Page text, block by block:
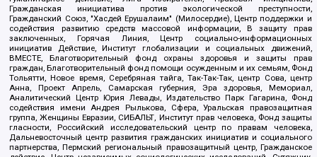
Гражданская инициатива против экологической преступности,
Гражданский Союз, "Хасдей Ерушалаим" (Милосердие), Центр поддержки и
содействия развитию средств массовой информации, В защиту прав
заключенных, Горячая Линия, Центр социально-информационных
инициатив Действие, Институт глобализации и социальных движений,
ВМЕСТЕ, Благотворительный фонд охраны здоровья и защиты прав
граждан, Благотворительный фонд помощи осужденным и их семьям, Фонд
Тольятти, Новое время, Серебряная тайга, Так-Так-Так, центр Сова, центр
Анна, Проект Апрель, Самарская губерния, Эра здоровья, Мемориал,
Аналитический Центр Юрия Левады, Издательство Парк Гагарина, Фонд
содействия имени Андрея Рылькова, Сфера, Уральская правозащитная
группа, Женщины Евразии, СИБАЛЬТ, Институт прав человека, Фонд защиты
гласности, Российский исследовательский центр по правам человека,
Дальневосточный центр развития гражданских инициатив и социального
партнерства, Пермский региональный правозащитный центр, Гражданское